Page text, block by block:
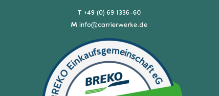
T +49 (0) 69 1336-60
M info@carrierwerke.de